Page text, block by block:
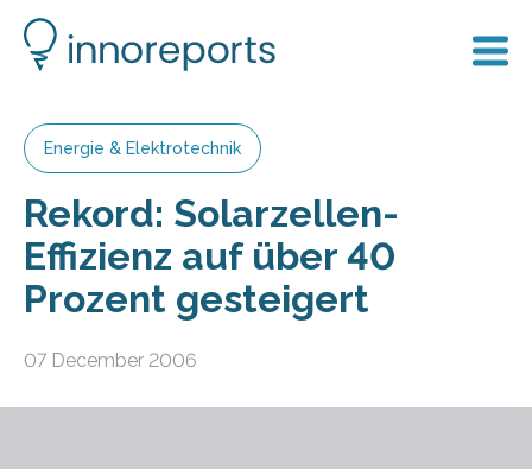
Energie & Elektrotechnik
Rekord: Solarzellen-
Effizienz auf über 40
Prozent gesteigert
07 December 2006